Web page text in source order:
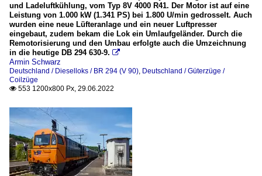
und Ladeluftkühlung, vom Typ 8V 4000 R41. Der Motor ist auf eine
Leistung von 1.000 kW (1.341 PS) bei 1.800 U/min gedrosselt. Auch
wurden eine neue Lüfteranlage und ein neuer Luftpresser
eingebaut, zudem bekam die Lok ein Umlaufgeländer. Durch die
Remotorisierung und den Umbau erfolgte auch die Umzeichnung
in die heutige DB 294 630-9. 
Armin Schwarz
Deutschland / Dieselloks / BR 294 (V 90) Deutschland / Güterzüge /
Coilzüge
 553 1200x800 Px, 29.06.2022